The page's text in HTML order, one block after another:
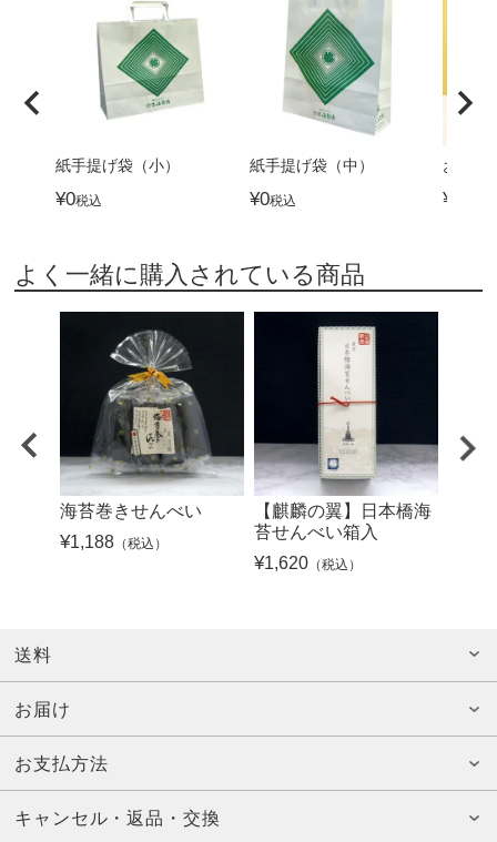
紙手提げ袋（小）
¥0税込
紙手提げ袋（中）
¥0税込
おつま
¥
よく一緒に購入されている商品
海苔巻きせんべい
¥1,188（税込）
【麒麟の翼】日本橋海
苔せんべい箱入
¥1,620（税込）
送料
お届け
お支払方法
キャンセル・返品・交換